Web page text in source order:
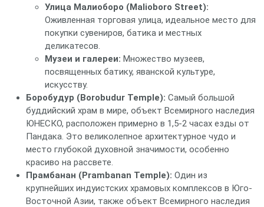
Улица Малиоборо (Malioboro Street):
Оживленная торговая улица, идеальное место для
покупки сувениров, батика и местных
деликатесов.
Музеи и галереи: Множество музеев,
посвященных батику, яванской культуре,
искусству.
Боробудур (Borobudur Temple): Самый большой
буддийский храм в мире, объект Всемирного наследия
ЮНЕСКО, расположен примерно в 1,5-2 часах езды от
Пандака. Это великолепное архитектурное чудо и
место глубокой духовной значимости, особенно
красиво на рассвете.
Прамбанан (Prambanan Temple): Один из
крупнейших индуистских храмовых комплексов в Юго-
Восточной Азии, также объект Всемирного наследия